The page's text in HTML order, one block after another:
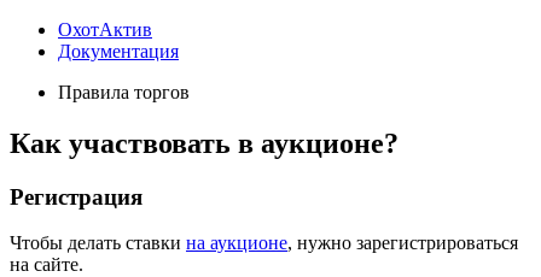
ОхотАктив
Документация
Правила торгов
Как участвовать в аукционе?
Регистрация
Чтобы делать ставки на аукционе, нужно зарегистрироваться
на сайте.